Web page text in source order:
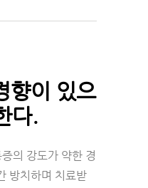
향이 있으
다.
의 강도가 약한 경
방치하며 치료받